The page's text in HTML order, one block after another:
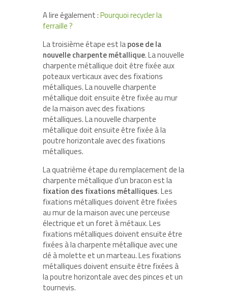
A lire également :Pourquoi recycler la
ferraille ?
La troisième étape est lapose de la
nouvelle charpente métallique. La nouvelle
charpente métallique doit être fixée aux
poteaux verticaux avec des fixations
métalliques. La nouvelle charpente
métallique doit ensuite être fixée au mur
de la maison avec des fixations
métalliques. La nouvelle charpente
métallique doit ensuite être fixée à la
poutre horizontale avec des fixations
métalliques.
La quatrième étape du remplacement de la
charpente métallique d’un bracon est la
fixation des fixations métalliques. Les
fixations métalliques doivent être fixées
au mur de la maison avec une perceuse
électrique et un foret à métaux. Les
fixations métalliques doivent ensuite être
fixées à la charpente métallique avec une
clé à molette et un marteau. Les fixations
métalliques doivent ensuite être fixées à
la poutre horizontale avec des pinces et un
tournevis.